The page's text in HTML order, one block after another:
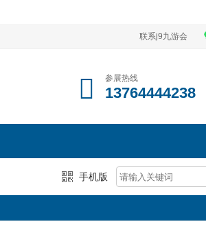
联系j9九游会
参展热线
13764444238
手机版